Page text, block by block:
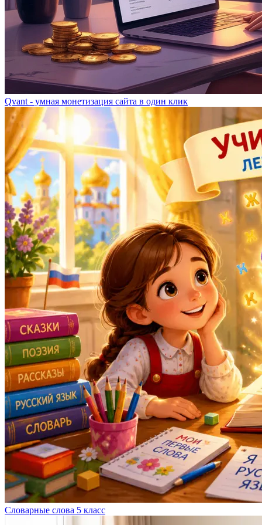
Qvant - умная монетизация сайта в один клик
Словарные слова 5 класс